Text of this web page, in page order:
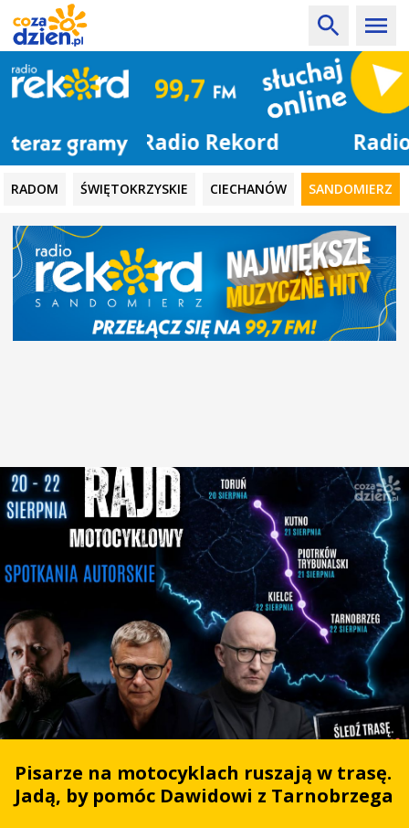
Radio Rekord
RADOM ŚWIĘTOKRZYSKIE CIECHANÓW SANDOMIERZ
Pisarze na motocyklach ruszają w trasę.
Jadą, by pomóc Dawidowi z Tarnobrzega